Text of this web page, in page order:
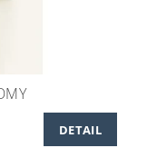
DETAIL